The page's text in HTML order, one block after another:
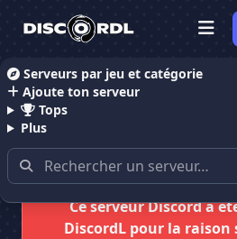
Serveurs par jeu et catégorie
Ajoute ton serveur
Tops
Plus
Accueil Serveurs Discord
Ce serveur Discord a
DiscordL pour la raison